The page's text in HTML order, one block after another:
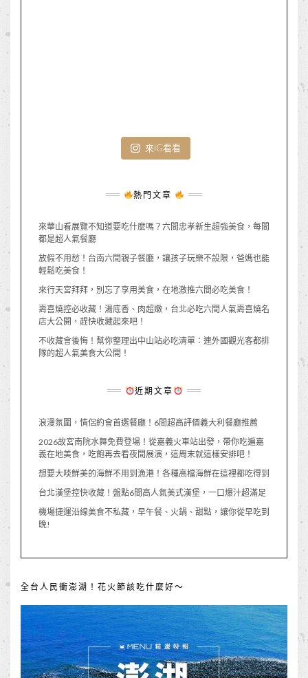
來IG看看
熱門文章
來華山看展覽不知道要吃什麼嗎？六間忠孝新生超強美食，每間
都是超人氣餐廳
放假不用愁！台南六間親子餐廳，讓孩子玩樂不設限，爸媽也能
輕鬆吃美食！
來行天宮拜拜，別忘了享用美食，在地激推六間必吃美食！
壽喜燒控必收藏！湯底香、肉超嫩，台北必吃六間人氣壽喜燒名
店大公開，趕快收藏起來吧！
不收藏會後悔！幫你整理出中山站必吃清單：連外國觀光客都排
隊的超人氣美食大公開！
近期文章
浪漫氛圍，情侶約會首選餐廳！6間超高評價義大利餐廳推薦
2026故宮南院水舞免費登場！從嘉義火車站出發，帶你吃遍嘉
義在地美食，吃飽再去看夜間展演，這周末就這樣安排吧！
想要大啖鮮美的海鮮不用到漁港！各種高檔海鮮在這裡都吃得到
台北漢堡控快收藏！盤點6間高人氣美式漢堡，一口爆汁超滿足
機場捷運沿線美食不私藏，早午餐、火鍋、甜點，讓你從早吃到
晚!
全台人民衝澎湖！花火節該吃什麼好～